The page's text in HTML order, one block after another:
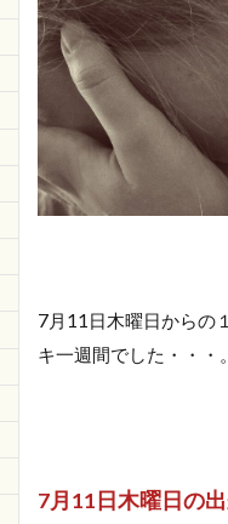
7月11日木曜日からの
キ一週間でした・・・。
7月11日木曜日の